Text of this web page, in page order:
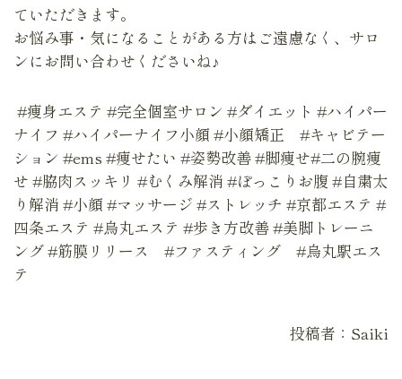
ていただきます。
お悩み事・気になることがある方はご遠慮なく、サロ
ンにお問い合わせくださいね♪
#痩身エステ #完全個室サロン #ダイエット #ハイパー
ナイフ #ハイパーナイフ小顔 #小顔矯正 #キャビテー
ション #ems #痩せたい #姿勢改善 #脚痩せ#二の腕痩
せ #脇肉スッキリ #むくみ解消 #ぽっこりお腹 #自粛太
り解消 #小顔 #マッサージ #ストレッチ #京都エステ #
四条エステ #烏丸エステ #歩き方改善 #美脚トレーニ
ング #筋膜リリース #ファスティング #烏丸駅エス
テ
投稿者：Saiki